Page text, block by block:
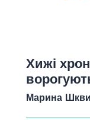
Хижі
Марина